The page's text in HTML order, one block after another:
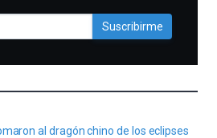
Suscribirme
al dragón chino de los eclipses